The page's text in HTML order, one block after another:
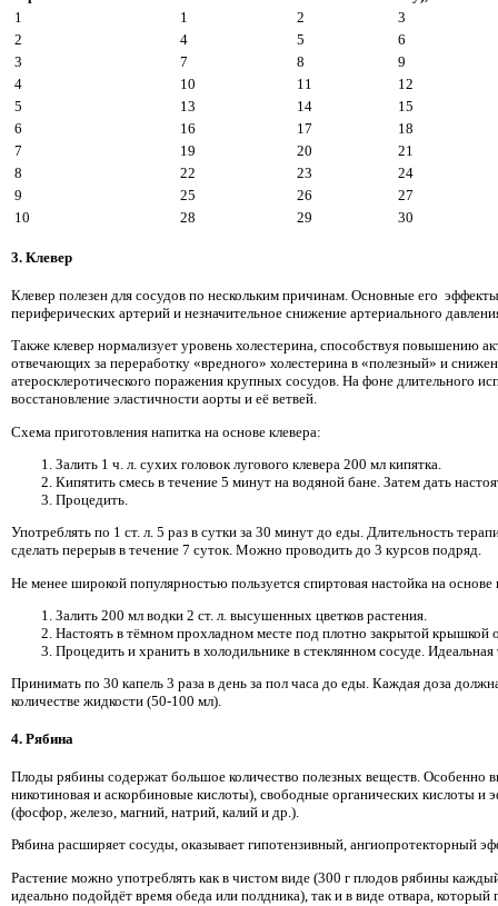
1
1 2
3
2
4 5
6
3
7 8
9
4
10 11
12
5
13 14
15
6
16 17
18
7
19 20
21
8
22 23
24
9
25 26
27
10
28 29 30
3. Клевер
Клевер полезен для сосудов по нескольким причинам. Основные его
периферических артерий и незначительное снижение артериального
Также клевер нормализует уровень холестерина, способствуя повышению
отвечающих за переработку «вредного» холестерина в «полезный» и
атеросклеротического поражения крупных сосудов. На фоне длительного
восстановление эластичности аорты и её ветвей.
Схема приготовления напитка на основе клевера:
Залить 1 ч. л. сухих головок лугового клевера 200 мл кипятка.
Кипятить смесь в течение 5 минут на водяной бане. Затем дать
Процедить.
Употреблять по 1 ст. л. 5 раз в сутки за 30 минут до еды. Длительность
сделать перерыв в течение 7 суток. Можно проводить до 3 курсов подряд.
Не менее широкой популярностью пользуется спиртовая настойка на основе
Залить 200 мл водки 2 ст. л. высушенных цветков растения.
Настоять в тёмном прохладном месте под плотно закрытой крышкой
Процедить и хранить в холодильнике в стеклянном сосуде.
Принимать по 30 капель 3 раза в день за пол часа до еды. Каждая доза
количестве жидкости (50-100 мл).
4. Рябина
Плоды рябины содержат большое количество полезных веществ. Особенно
никотиновая и аскорбиновые кислоты), свободные органических кислоты
(фосфор, железо, магний, натрий, калий и др.).
Рябина расширяет сосуды, оказывает гипотензивный, ангиопротекторный
Растение можно употреблять как в чистом виде (300 г плодов рябины
идеально подойдёт время обеда или полдника), так и в виде отвара,